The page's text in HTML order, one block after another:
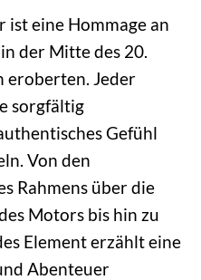
eine Hommage an
der Mitte des 20.
eroberten. Jeder
sorgfältig
Gefühl
Von den
Rahmens über die
Motors bis hin zu
Element erzählt eine
Abenteuer